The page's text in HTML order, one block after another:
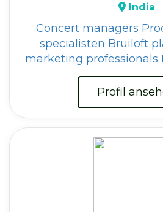
India
Concert managers
specialisten Bruiloft
marketing professionals
Profil